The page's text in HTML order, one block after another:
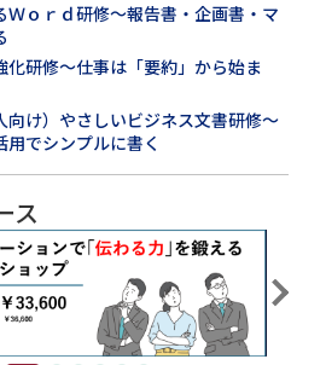
Ｗｏｒｄ研修～報告書・企画書・マ
化研修～仕事は「要約」から始ま
向け）やさしいビジネス文書研修～
用でシンプルに書く
ス